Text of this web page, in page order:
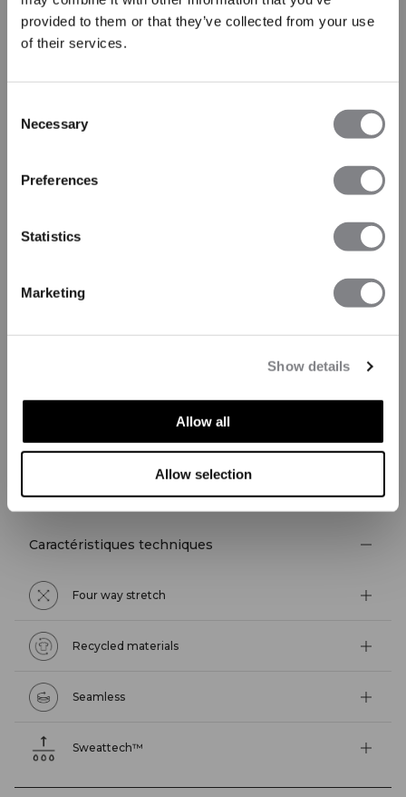
provided to them or that they’ve collected from your use
of their services.
Selection
Necessary
Preferences
Statistics
Marketing
Show details
Allow all
Allow selection
ASPECTS TECHNIQUES
Caractéristiques techniques
Four way stretch
Recycled materials
Seamless
Sweattech™